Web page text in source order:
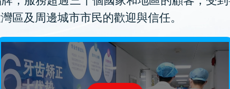
區及周邊城市市民的歡迎與信任。